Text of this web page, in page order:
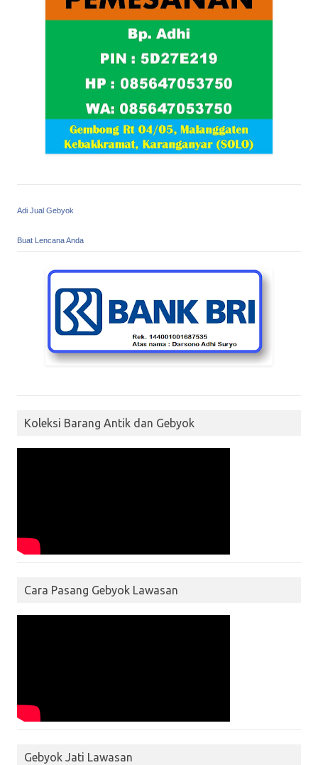
Adi Jual Gebyok
Buat Lencana Anda
Koleksi Barang Antik dan Gebyok
Cara Pasang Gebyok Lawasan
Gebyok Jati Lawasan